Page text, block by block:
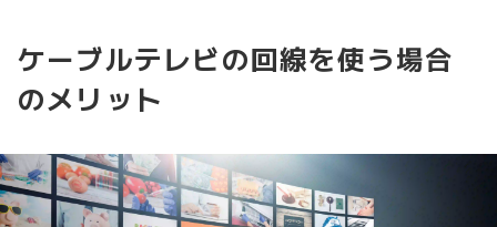
ケーブルテレビの回線を使う場合
のメリット